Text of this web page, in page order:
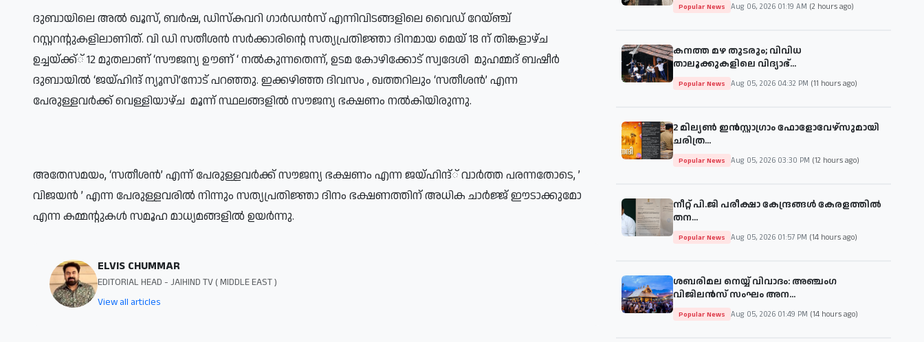
ദുബായിലെ അല്‍ ഖൂസ്, ബര്‍ഷ, ഡിസ്‌കവറി ഗാര്‍ഡന്‍സ് എന്നിവിടങ്ങളിലെ വൈഡ് റേയ്ഞ്ച്
റസ്റ്ററന്റുകളിലാണിത്. വി ഡി സതീശന്‍ സര്‍ക്കാരിന്റെ സത്യപ്രതിജ്ഞാ ദിനമായ മെയ് 18 ന് തിങ്കളാഴ്ച
ഉച്ചയ്ക്ക്് 12 മുതലാണ് ‘സൗജന്യ ഊണ് ‘ നല്‍കുന്നതെന്ന്, ഉടമ കോഴിക്കോട് സ്വദേശി മുഹമ്മദ് ബഷീര്‍
ദുബായില്‍ ‘ജയ്ഹിന്ദ് ന്യൂസി’നോട് പറഞ്ഞു. ഇക്കഴിഞ്ഞ ദിവസം , ഖത്തറിലും ‘സതീശന്‍’ എന്ന
പേരുള്ളവര്‍ക്ക് വെള്ളിയാഴ്ച മൂന്ന് സ്ഥലങ്ങളില്‍ സൗജന്യ ഭക്ഷണം നല്‍കിയിരുന്നു.
അതേസമയം, ‘സതീശന്‍’ എന്ന് പേരുള്ളവര്‍ക്ക് സൗജന്യ ഭക്ഷണം​ എന്ന​ ജയ്ഹിന്ദ്് വാര്‍ത്ത പരന്നതോടെ, ​’
വിജയന്‍ ​’ എന്ന പേരുള്ളവരില്‍ നിന്നും സത്യപ്രതിജ്ഞാ ദിനം ഭക്ഷണത്തിന് അധിക ചാര്‍ജ്ജ് ഈടാക്കുമോ
എന്ന കമ്മന്റുകള്‍ സമൂഹ​ മാധ്യമങ്ങളില്‍ ഉയര്‍ന്നു.
ELVIS CHUMMAR
EDITORIAL HEAD - JAIHIND TV ( MIDDLE EAST )
View all articles
Popular News Aug 06, 2026 01:19 AM (2 hours ago)
കനത്ത മഴ തുടരും; വിവിധ
താലൂക്കുകളിലെ വിദ്യാഭ്...
Popular News Aug 05, 2026 04:32 PM (11 hours ago)
2 മില്യൺ ഇൻസ്റ്റാഗ്രാം ഫോളോവേഴ്‌സുമായി
ചരിത്ര...
Popular News Aug 05, 2026 03:30 PM (12 hours ago)
നീറ്റ് പി.ജി പരീക്ഷാ കേന്ദ്രങ്ങൾ കേരളത്തിൽ
തന...
Popular News Aug 05, 2026 01:57 PM (14 hours ago)
ശബരിമല നെയ്യ് വിവാദം: അഞ്ചംഗ
വിജിലൻസ് സംഘം അന...
Popular News Aug 05, 2026 01:49 PM (14 hours ago)